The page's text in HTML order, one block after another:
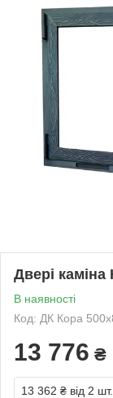
Двері каміна
В наявності
Код: ДК Кора
13 776 ₴
13 362 ₴ від 2 шт.